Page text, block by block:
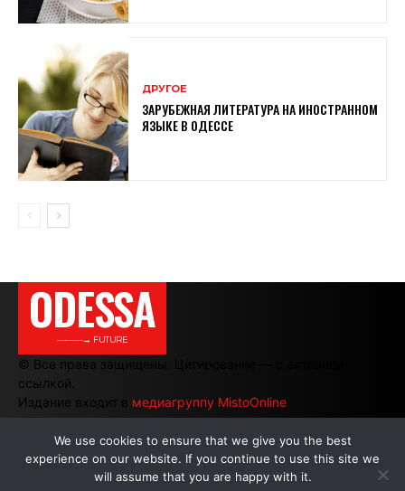
ДРУГОЕ
ЗАРУБЕЖНАЯ ЛИТЕРАТУРА НА ИНОСТРАННОМ
ЯЗЫКЕ В ОДЕССЕ
ODESSA
———→ FUTURE
© Все права защищены. Цитирование — с активной
ссылкой.
Издание входит в медиагруппу MistoOnline
АВТОРЫ | РЕКЛАМА НА САЙТЕ
We use cookies to ensure that we give you the best
experience on our website. If you continue to use this site we
will assume that you are happy with it.